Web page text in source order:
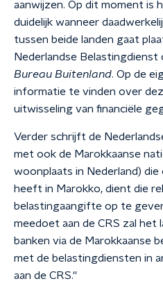
aanwijzen. Op dit moment is
duidelijk wanneer
tussen beide landen gaat
Nederlandse
Bureau Buitenland. Op de
informatie te vinden over
uitwisseling van financiële
Verder schrijft de
met ook de Marokkaanse
woonplaats in Nederland)
heeft in Marokko, dient die
belastingaangifte op te
meedoet aan de CRS zal het
banken via de Marokkaanse
met de belastingdiensten in
aan de CRS.''